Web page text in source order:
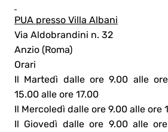
PUA presso Villa Albani
Via Aldobrandini n. 32
Anzio (Roma)
Orari
Il Martedì dalle ore 9.00 alle
15.00 alle ore 17.00
Il Mercoledì dalle ore 9.00 alle ore
Il Giovedì dalle ore 9.00 alle